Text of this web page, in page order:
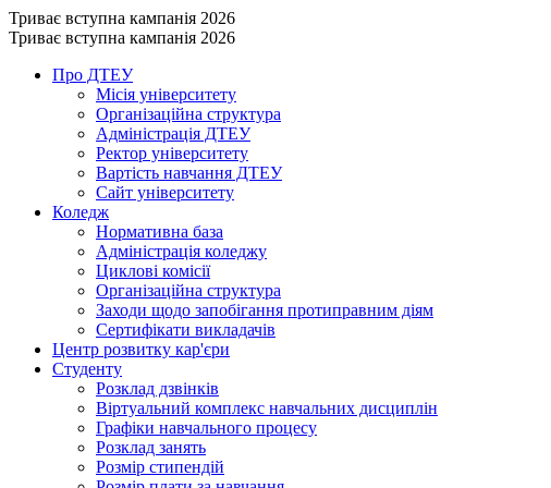
Триває вступна кампанія 2026
Триває вступна кампанія 2026
Про ДТЕУ
Місія університету
Організаційна структура
Адміністрація ДТЕУ
Ректор університету
Вартість навчання ДТЕУ
Сайт університету
Коледж
Нормативна база
Адміністрація коледжу
Циклові комісії
Організаційна структура
Заходи щодо запобігання протиправним діям
Сертифікати викладачів
Центр розвитку кар'єри
Студенту
Розклад дзвінків
Віртуальний комплекс навчальних дисциплін
Графіки навчального процесу
Розклад занять
Розмір стипендій